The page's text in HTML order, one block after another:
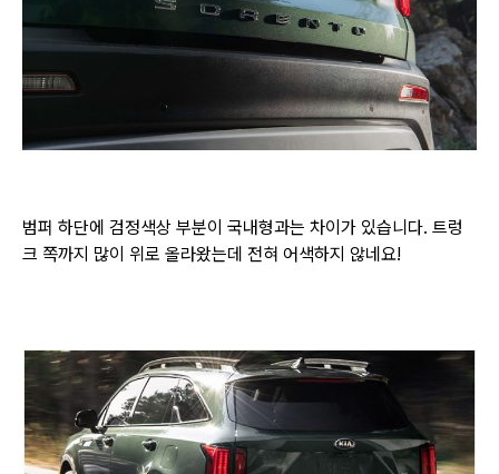
범퍼 하단에 검정색상 부분이 국내형과는 차이가 있습니다. 트렁
크 쪽까지 많이 위로 올라왔는데 전혀 어색하지 않네요!